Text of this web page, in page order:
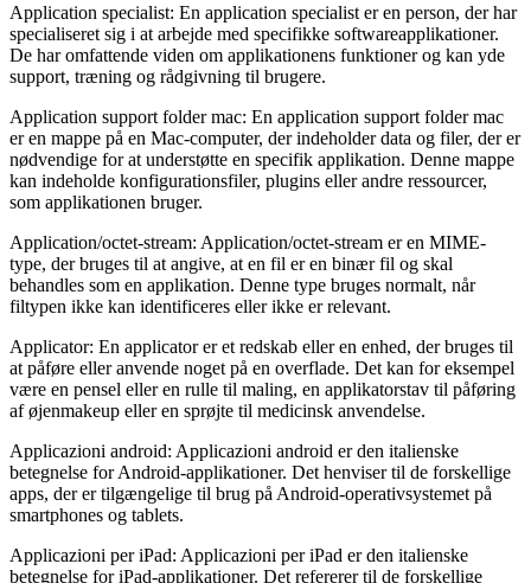
Application specialist: En application specialist er en person, der har
specialiseret sig i at arbejde med specifikke softwareapplikationer.
De har omfattende viden om applikationens funktioner og kan yde
support, træning og rådgivning til brugere.
Application support folder mac: En application support folder mac
er en mappe på en Mac-computer, der indeholder data og filer, der er
nødvendige for at understøtte en specifik applikation. Denne mappe
kan indeholde konfigurationsfiler, plugins eller andre ressourcer,
som applikationen bruger.
Application/octet-stream: Application/octet-stream er en MIME-
type, der bruges til at angive, at en fil er en binær fil og skal
behandles som en applikation. Denne type bruges normalt, når
filtypen ikke kan identificeres eller ikke er relevant.
Applicator: En applicator er et redskab eller en enhed, der bruges til
at påføre eller anvende noget på en overflade. Det kan for eksempel
være en pensel eller en rulle til maling, en applikatorstav til påføring
af øjenmakeup eller en sprøjte til medicinsk anvendelse.
Applicazioni android: Applicazioni android er den italienske
betegnelse for Android-applikationer. Det henviser til de forskellige
apps, der er tilgængelige til brug på Android-operativsystemet på
smartphones og tablets.
Applicazioni per iPad: Applicazioni per iPad er den italienske
betegnelse for iPad-applikationer. Det refererer til de forskellige